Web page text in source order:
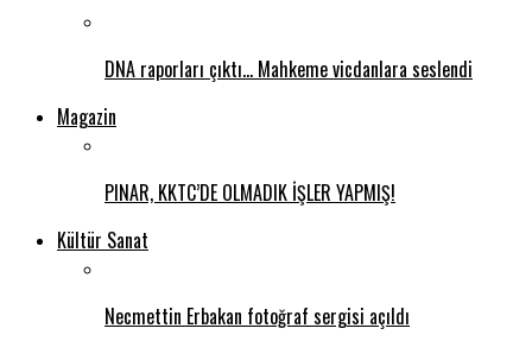
DNA raporları çıktı… Mahkeme vicdanlara seslendi
Magazin
PINAR, KKTC’DE OLMADIK İŞLER YAPMIŞ!
Kültür Sanat
Necmettin Erbakan fotoğraf sergisi açıldı